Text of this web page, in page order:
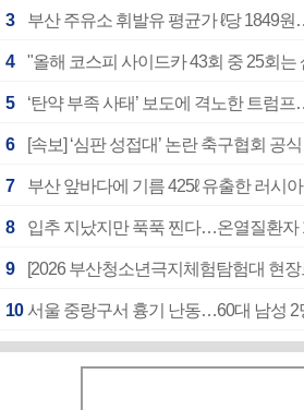
3 부산 주유소 휘발유 평균가 ℓ당 1849
4 "올해 코스피 사이드카 43회 중 25회는
5
6
7 부산 앞바다에 기름 425ℓ 유출한 러시
8 입추 지났지만 푹푹 찐다…온열질환자
9
10 서울 중랑구서 흉기 난동…60대 남성 2